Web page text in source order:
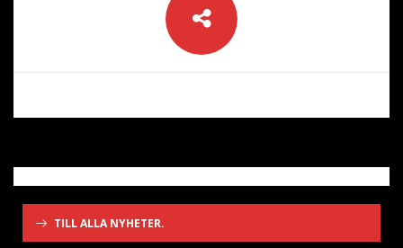
TILL ALLA NYHETER.